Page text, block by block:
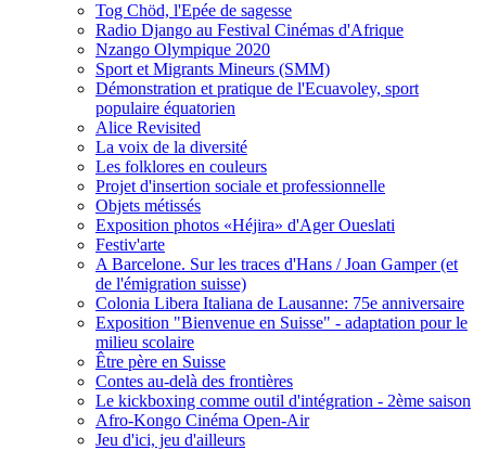
Tog Chöd, l'Epée de sagesse
Radio Django au Festival Cinémas d'Afrique
Nzango Olympique 2020
Sport et Migrants Mineurs (SMM)
Démonstration et pratique de l'Ecuavoley, sport
populaire équatorien
Alice Revisited
La voix de la diversité
Les folklores en couleurs
Projet d'insertion sociale et professionnelle
Objets métissés
Exposition photos «Héjira» d'Ager Oueslati
Festiv'arte
A Barcelone. Sur les traces d'Hans / Joan Gamper (et
de l'émigration suisse)
Colonia Libera Italiana de Lausanne: 75e anniversaire
Exposition "Bienvenue en Suisse" - adaptation pour le
milieu scolaire
Être père en Suisse
Contes au-delà des frontières
Le kickboxing comme outil d'intégration - 2ème saison
Afro-Kongo Cinéma Open-Air
Jeu d'ici, jeu d'ailleurs